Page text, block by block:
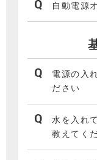
自動電源
電源の入
ださい
水を入れ
教えてく